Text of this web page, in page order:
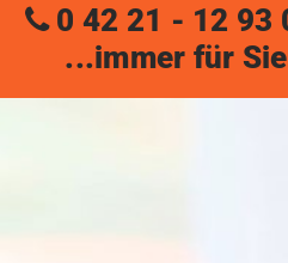
0 42 21 - 12 93
...immer für